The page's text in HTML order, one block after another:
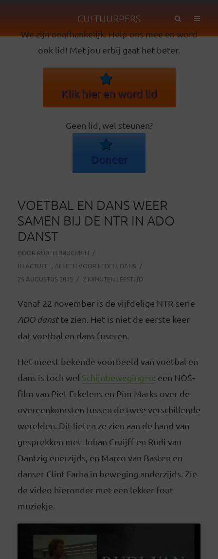
CULTUURPERS
We zijn onafhankelijk. Help ons mee en word
ook lid! Met jou erbij gaat het beter.
Klik hier en word lid
Geen lid, wel steunen?
Doneer
VOETBAL EN DANS WEER
SAMEN BIJ DE NTR IN ADO
DANST
DOOR RUBEN BRUGMAN
IN ACTUEEL , ALLEEN VOOR LEDEN, DANS
25 AUGUSTUS 2015
2 MINUTEN LEESTIJD
Vanaf 22 november is de vijfdelige NTR-serie
ADO danstte zien. Het is niet de eerste keer
dat voetbal en dans fuseren.
Het meest bekende voorbeeld van voetbal en
dans is toch wel Schijnbewegingen: een NOS-
film van Piet Erkelens en Pim Marks over de
overeenkomsten tussen de twee verschillende
werelden. Dit lieten ze zien aan de hand van
gesprekken met Johan Cruijff en Rudi van
Dantzig enerzijds, en Marco van Basten en
danser Clint Farha in beweging anderzijds. Zie
de video hieronder met een lekker fout
muziekje.